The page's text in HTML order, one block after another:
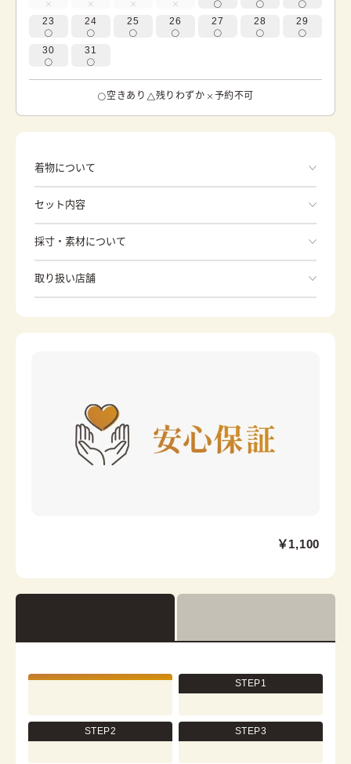
23 24 25 26 27 28 29
30 31
空きあり 残りわずか 予約不可
着物について
年といわれるように長寿の象徴として古くから用いられ来
節問わずご着用いただけます。
セット内容
※着付けに必要な一式をすべて含みます。
和服
分趾襪 內搭衣
採寸・素材について
身丈 161.8cm
取り扱い店舗
石川県金沢市香林坊2丁目1-1 CLASO PLACE 香林坊
GF
￥1,100
STEP1
STEP2 STEP3